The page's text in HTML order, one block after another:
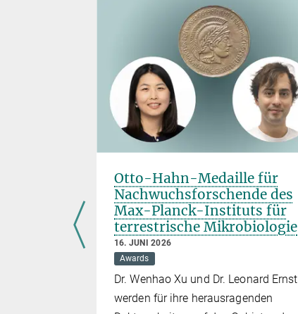
Otto-Hahn-Medaille für
Nachwuchsforschende des
Max-Planck-Instituts für
terrestrische Mikrobiologie
16. JUNI 2026
Awards
Dr. Wenhao Xu und Dr. Leonard Ernst
werden für ihre herausragenden